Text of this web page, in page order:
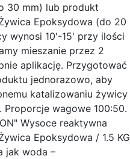
30 mm) lub produkt
Epoksydowa (do 20
wynosi 10'-15' przy ilości
mieszanie przez 2
aplikację. Przygotować
jednorazowo, aby
katalizowaniu żywicy
Proporcje wagowe 100:50.
Wysoce reaktywna
Epoksydowa / 1.5 KG
jak woda –